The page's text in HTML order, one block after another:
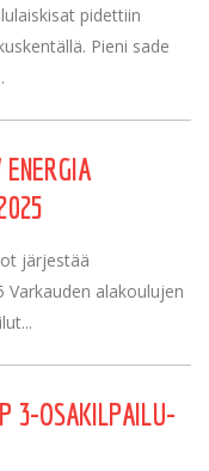
pidettiin
Pieni sade
järjestää
Varkauden alakoulujen
3-OSAKILPAILU-